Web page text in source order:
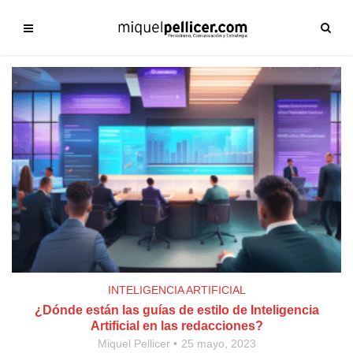
INTELIGENCIA ARTIFICIAL
¿Dónde están las guías de estilo de Inteligencia
Artificial en las redacciones?
Miquel Pellicer 25 mayo, 2023